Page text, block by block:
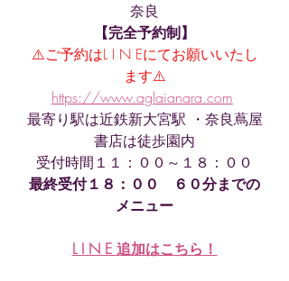
奈良
【完全予約制】
⚠️ご予約はL I N Eにてお願いいたし
ます⚠️
https://www.aglaianara.com
最寄り駅は近鉄新大宮駅 ・奈良蔦屋
書店は徒歩園内
受付時間１１：００～１８：００
最終受付１８：００　６０分までの
メニュー
L I N E 追加はこちら ！